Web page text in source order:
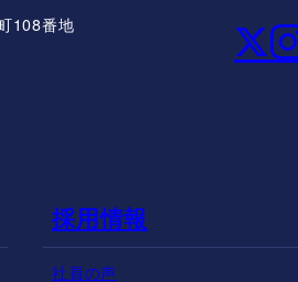
108番地
採用情報
社員の声